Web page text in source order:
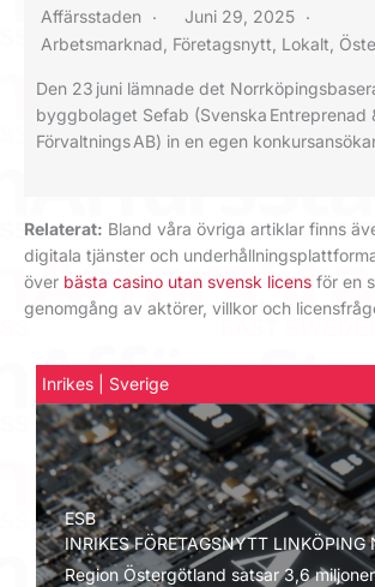
Affärsstaden
Juni 29, 2025
Arbetsmarknad Företagsnytt Lokalt
Den 23 juni lämnade det
byggbolaget Sefab (Svenska Entreprenad
Förvaltnings AB) in en egen
Relaterat: Bland våra övriga artiklar finns
digitala tjänster och
över bästa casino utan svensk licens för en
genomgång av aktörer, villkor och
Inrikes | Sverige
ESB
INRIKES FÖRETAGSNYTT LINKÖPING
Region Östergötland satsar 3,6